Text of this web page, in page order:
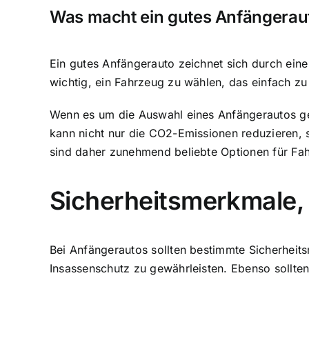
Was macht ein gutes
Ein gutes Anfängerauto zeichnet sich durch
wichtig, ein Fahrzeug zu wählen, das einfach
Wenn es um die Auswahl eines Anfängerautos
kann nicht nur die CO2-Emissionen
sind daher zunehmend beliebte Optionen für
Bei Anfängerautos sollten bestimmte
Insassenschutz zu gewährleisten. Ebenso